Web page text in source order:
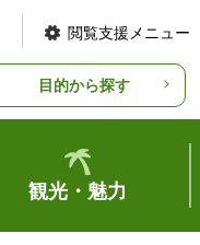
閲覧支援メニュー
目的から探す
観光・魅力